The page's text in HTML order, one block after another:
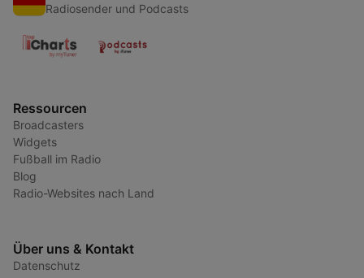
Radiosender und Podcasts
Ressourcen
Broadcasters
Widgets
Fußball im Radio
Blog
Radio-Websites nach Land
Über uns & Kontakt
Datenschutz